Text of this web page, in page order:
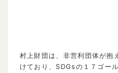
村上財団は、非営利団体が抱
けており、SDGsの１７ゴー